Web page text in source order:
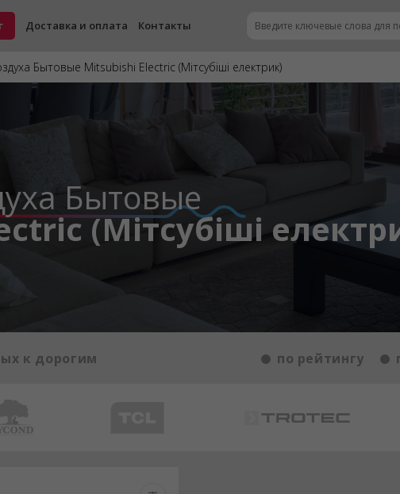
Доставка и оплата Контакты
Бытовые Mitsubishi Electric (Мітсубіші електрик)
Бытовые
(Мітсубіші
к дорогим по рейтингу